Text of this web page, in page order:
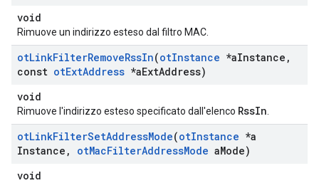
void
Rimuove un indirizzo esteso dal filtro MAC.
otLinkFilterRemoveRssIn(otInstance *aInstance ,
const otExtAddress *aExtAddress)
void
Rimuove l'indirizzo esteso specificato dall'elenco RssIn
otLinkFilterSetAddressMode(otInstance *a
Instance , otMacFilterAddressMode aMode)
void